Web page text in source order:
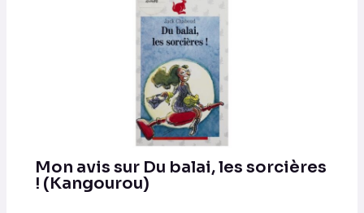
Mon avis sur Du balai, les sorcières
! (Kangourou)